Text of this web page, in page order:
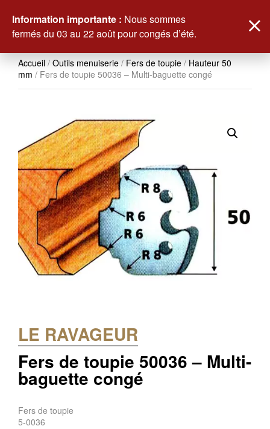
Accueil / Outils menuiserie / Fers de toupie / Hauteur 50
mm / Fers de toupie 50036 – Multi-baguette congé
LE RAVAGEUR
Fers de toupie 50036 – Multi-
baguette congé
Fers de toupie
5-0036
Information importante : Nous sommes
fermés du 03 au 22 août pour congés d’été.